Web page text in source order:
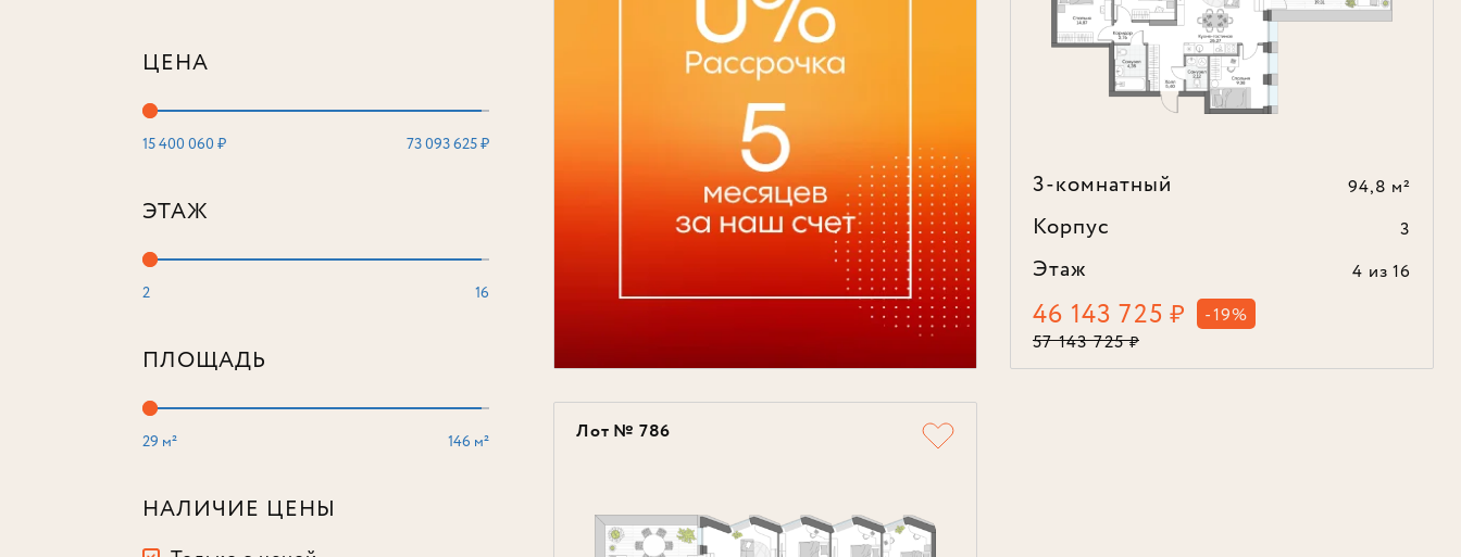
ЦЕНА
15 400 060 ₽ 73 093 625 ₽
ЭТАЖ
2 16
ПЛОЩАДЬ
29 м² 146 м²
НАЛИЧИЕ ЦЕНЫ
3-комнатный 94,8 м²
Корпус 3
Этаж 4 из 16
46 143 725₽
-19%
57 143 725₽
Лот № 786